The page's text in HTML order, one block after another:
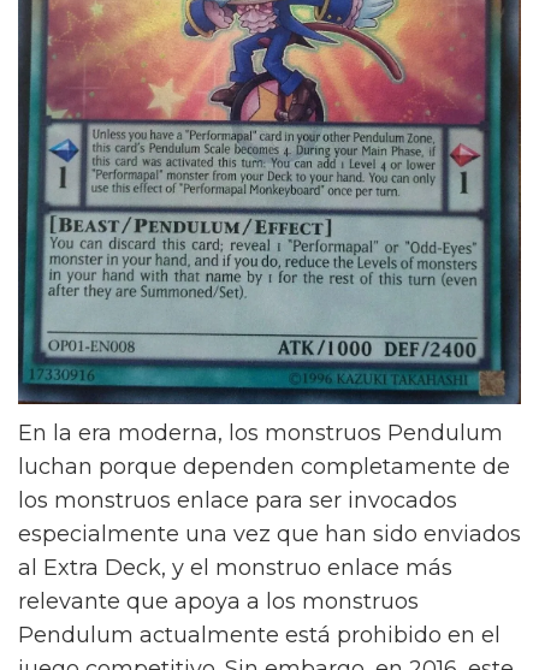
En la era moderna, los monstruos Pendulum
luchan porque dependen completamente de
los monstruos enlace para ser invocados
especialmente una vez que han sido enviados
al Extra Deck, y el monstruo enlace más
relevante que apoya a los monstruos
Pendulum actualmente está prohibido en el